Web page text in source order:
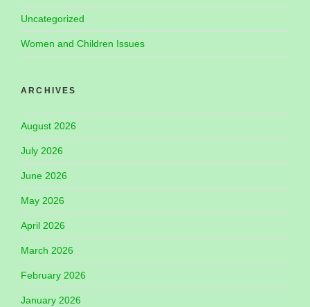
Uncategorized
Women and Children Issues
ARCHIVES
August 2026
July 2026
June 2026
May 2026
April 2026
March 2026
February 2026
January 2026